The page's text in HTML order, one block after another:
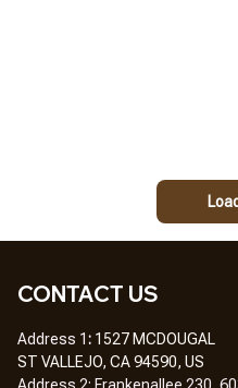
CONTACT US
Address 1: 1527 MCDOUGAL
ST VALLEJO, CA 94590, US